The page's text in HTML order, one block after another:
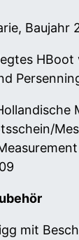
Baujahr
mit